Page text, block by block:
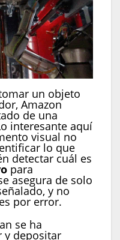
un objeto
Amazon
de una
interesante aquí
visual no
lo que
detectar cuál es
para
asegura de solo
y no
por error.
se ha
y depositar